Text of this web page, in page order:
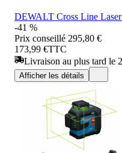
DEWALT Cross Line
-41 %
Prix conseillé 295,80 €
173,99 €TTC
Livraison au plus tard le
Afficher les détails